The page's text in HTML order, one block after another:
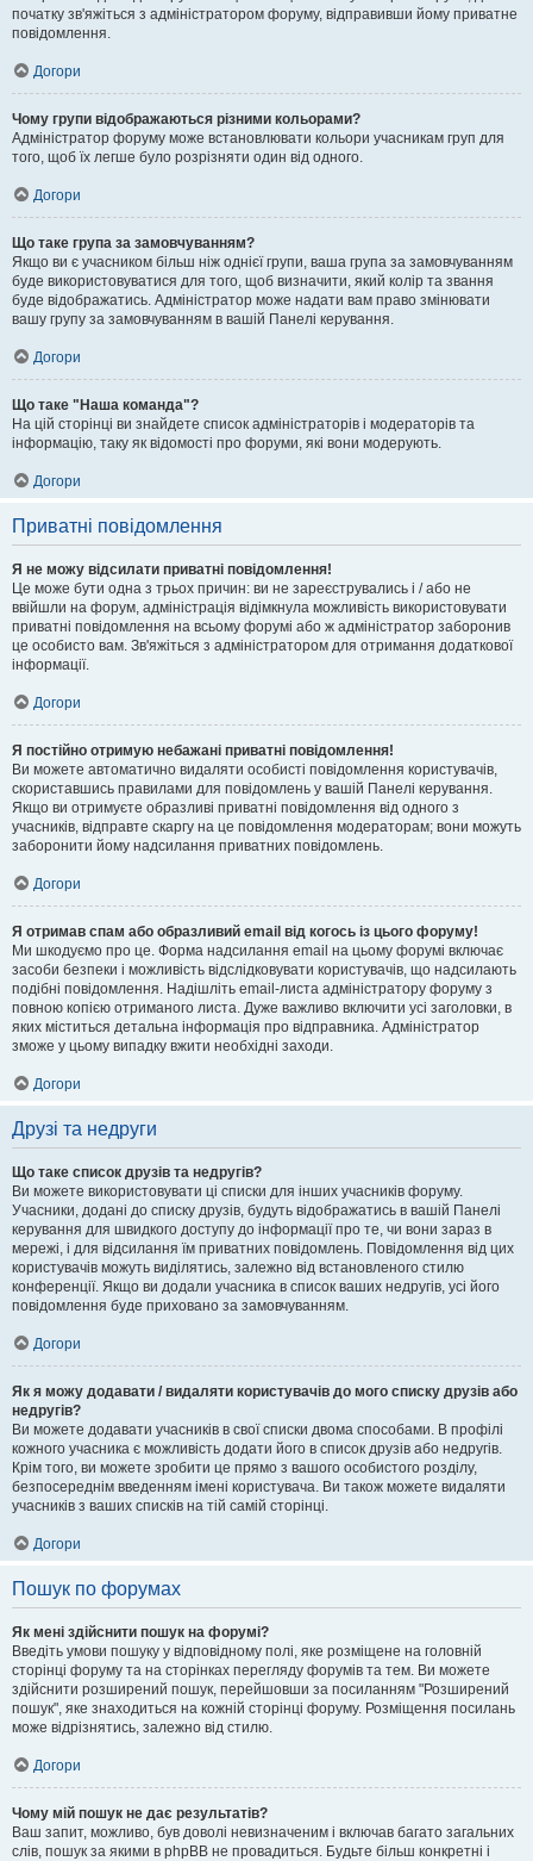
початку зв'яжіться з адміністратором форуму, відправивши йому приватне
повідомлення.
Догори
Чому групи відображаються різними кольорами?
Адміністратор форуму може встановлювати кольори учасникам груп для
того, щоб їх легше було розрізняти один від одного.
Догори
Що таке група за замовчуванням?
Якщо ви є учасником більш ніж однієї групи, ваша група за замовчуванням
буде використовуватися для того, щоб визначити, який колір та звання
буде відображатись. Адміністратор може надати вам право змінювати
вашу групу за замовчуванням в вашій Панелі керування.
Догори
Що таке "Наша команда"?
На цій сторінці ви знайдете список адміністраторів і модераторів та
інформацію, таку як відомості про форуми, які вони модерують.
Догори
Приватні повідомлення
Я не можу відсилати приватні повідомлення!
Це може бути одна з трьох причин: ви не зареєструвались і / або не
ввійшли на форум, адміністрація відімкнула можливість використовувати
приватні повідомлення на всьому форумі або ж адміністратор заборонив
це особисто вам. Зв'яжіться з адміністратором для отримання додаткової
інформації.
Догори
Я постійно отримую небажані приватні повідомлення!
Ви можете автоматично видаляти особисті повідомлення користувачів,
скориставшись правилами для повідомлень у вашій Панелі керування.
Якщо ви отримуєте образливі приватні повідомлення від одного з
учасників, відправте скаргу на це повідомлення модераторам; вони можуть
заборонити йому надсилання приватних повідомлень.
Догори
Я отримав спам або образливий email від когось із цього форуму!
Ми шкодуємо про це. Форма надсилання email на цьому форумі включає
засоби безпеки і можливість відслідковувати користувачів, що надсилають
подібні повідомлення. Надішліть email-листа адміністратору форуму з
повною копією отриманого листа. Дуже важливо включити усі заголовки, в
яких міститься детальна інформація про відправника. Адміністратор
зможе у цьому випадку вжити необхідні заходи.
Догори
Друзі та недруги
Що таке список друзів та недругів?
Ви можете використовувати ці списки для інших учасників форуму.
Учасники, додані до списку друзів, будуть відображатись в вашій Панелі
керування для швидкого доступу до інформації про те, чи вони зараз в
мережі, і для відсилання їм приватних повідомлень. Повідомлення від цих
користувачів можуть виділятись, залежно від встановленого стилю
конференції. Якщо ви додали учасника в список ваших недругів, усі його
повідомлення буде приховано за замовчуванням.
Догори
Як я можу додавати / видаляти користувачів до мого списку друзів або
недругів?
Ви можете додавати учасників в свої списки двома способами. В профілі
кожного учасника є можливість додати його в список друзів або недругів.
Крім того, ви можете зробити це прямо з вашого особистого розділу,
безпосереднім введенням імені користувача. Ви також можете видаляти
учасників з ваших списків на тій самій сторінці.
Догори
Пошук по форумах
Як мені здійснити пошук на форумі?
Введіть умови пошуку у відповідному полі, яке розміщене на головній
сторінці форуму та на сторінках перегляду форумів та тем. Ви можете
здійснити розширений пошук, перейшовши за посиланням "Розширений
пошук", яке знаходиться на кожній сторінці форуму. Розміщення посилань
може відрізнятись, залежно від стилю.
Догори
Чому мій пошук не дає результатів?
Ваш запит, можливо, був доволі невизначеним і включав багато загальних
слів, пошук за якими в phpBB не провадиться. Будьте більш конкретні і